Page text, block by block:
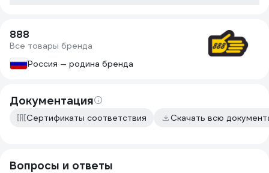
888
Все товары бренда
Россия — родина бренда
Документация
Сертификаты соответствия Скачать всю
Вопросы и ответы